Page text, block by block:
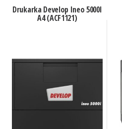
Drukarka Develop Ineo 5000I
A4 (ACF1121)